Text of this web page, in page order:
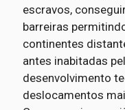
escravos,
barreiras
continentes
antes inabitadas
desenvolvimento
deslocamentos